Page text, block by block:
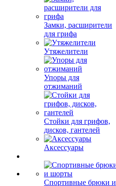
Замки, расширители
для грифа
Утяжелители
Упоры для
отжиманий
Стойки для грифов,
дисков, гантелей
Аксессуары
Спортивные брюки и